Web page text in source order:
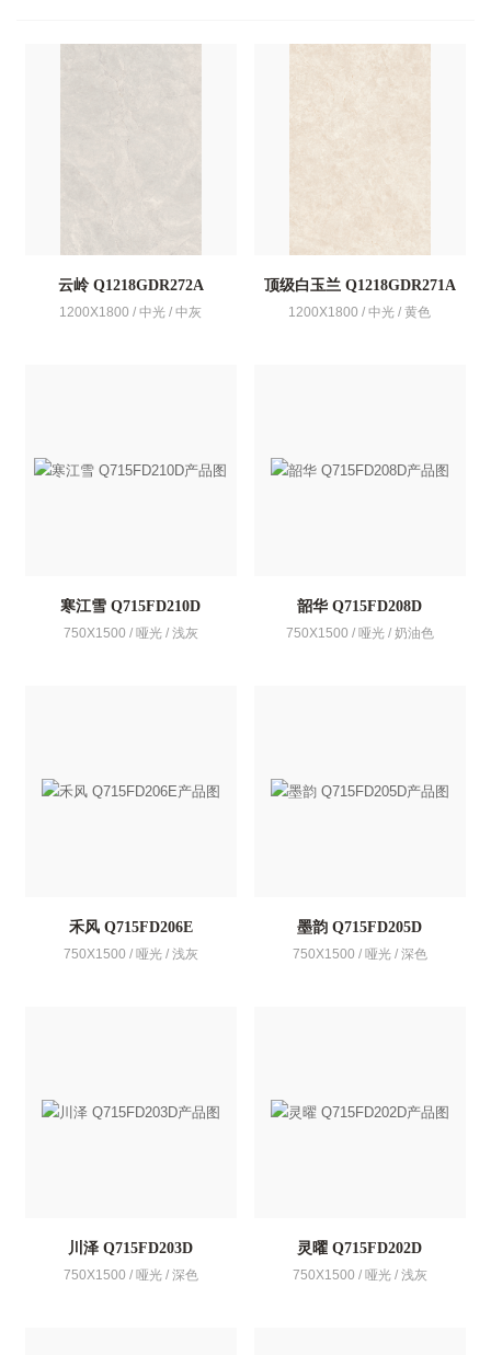
云岭 Q1218GDR272A
1200X1800 / 中光 / 中灰
顶级白玉兰 Q1218GDR271A
1200X1800 / 中光 / 黄色
寒江雪 Q715FD210D
750X1500 / 哑光 / 浅灰
韶华 Q715FD208D
750X1500 / 哑光 / 奶油色
禾风 Q715FD206E
750X1500 / 哑光 / 浅灰
墨韵 Q715FD205D
750X1500 / 哑光 / 深色
川泽 Q715FD203D
750X1500 / 哑光 / 深色
灵曜 Q715FD202D
750X1500 / 哑光 / 浅灰